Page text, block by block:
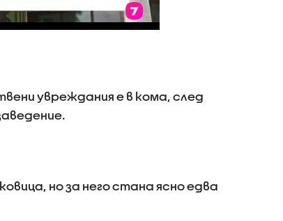
увреждания е в кома, след
но за него стана ясно едва